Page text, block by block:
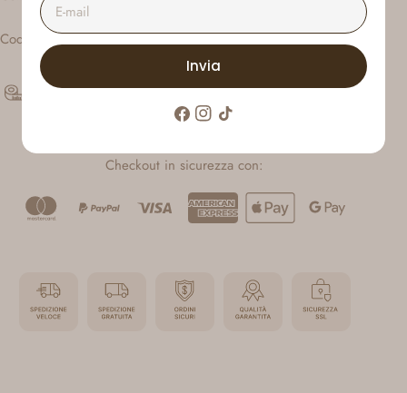
Codice articolo: GIO3
Tabella taglie
Checkout in sicurezza con:
mail
Invia
Facebook
Instagram
Tic